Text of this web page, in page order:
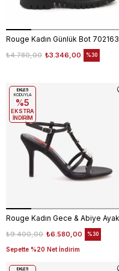
Rouge Kadın Günlük Bot 702163
₺3.346,00
₺4.780,00 %30
₺6.580,00
₺9.400,00 %30
Sepette %20 Net İndirim
EKLE5
KODUYLA
%5
EKSTRA
İNDİRİM
EKLE5